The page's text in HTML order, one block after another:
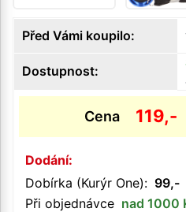
Před Vámi koupilo:
Dostupnost:
Cena 119,-
Dodání:
Dobírka (Kurýr One): 99,-
Při objednávce nad 1000